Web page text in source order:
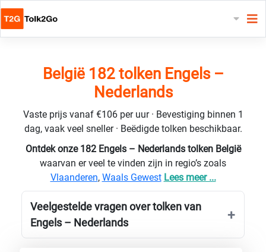
België 182 tolken Engels –
Nederlands
Vaste prijs vanaf €106 per uur · Bevestiging binnen 1
dag, vaak veel sneller · Beëdigde tolken beschikbaar.
Ontdek onze 182 Engels – Nederlands tolken België
waarvan er veel te vinden zijn in regio’s zoals
Vlaanderen, Waals Gewest Lees meer ...
Veelgestelde vragen over tolken van
Engels – Nederlands